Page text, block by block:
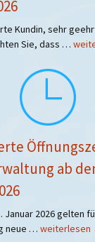
Kundin, sehr
Sie, dass …
ab
Januar 2026 gelten
neue … Geänderte
weiterlesen